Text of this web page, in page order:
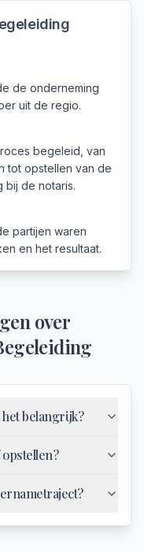
de onderneming
uit de regio.
begeleid, van
tot opstellen van de
de notaris.
partijen waren
en het resultaat.
over
het belangrijk?